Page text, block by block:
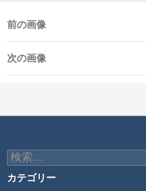
前の画像
次の画像
検
索:
カテゴリー